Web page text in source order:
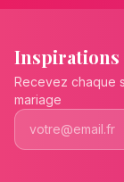
Recevez chaque
mariage